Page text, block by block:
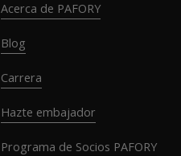
Acerca de PAFORY
Blog
Carrera
Hazte embajador
Programa de Socios PAFORY